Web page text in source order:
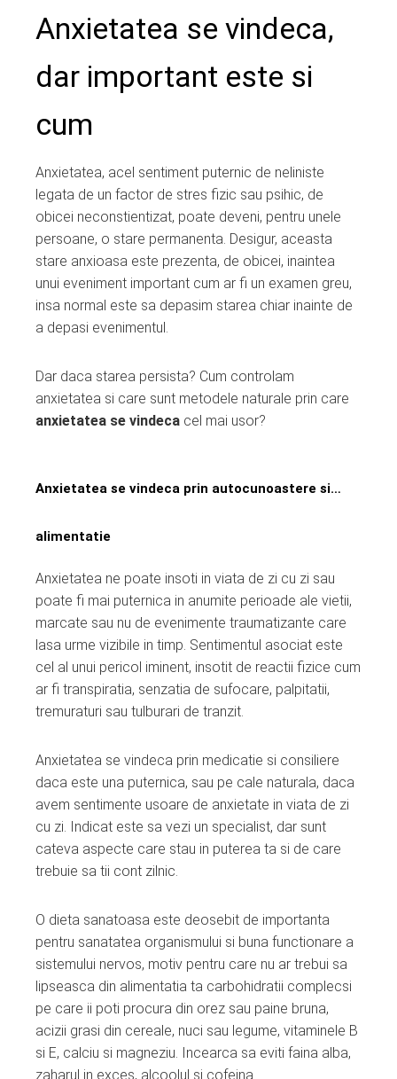
Anxietatea se vindeca,
dar important este si
cum
Anxietatea, acel sentiment puternic de neliniste
legata de un factor de stres fizic sau psihic, de
obicei neconstientizat, poate deveni, pentru unele
persoane, o stare permanenta. Desigur, aceasta
stare anxioasa este prezenta, de obicei, inaintea
unui eveniment important cum ar fi un examen greu,
insa normal este sa depasim starea chiar inainte de
a depasi evenimentul.
Dar daca starea persista? Cum controlam
anxietatea si care sunt metodele naturale prin care
anxietatea se vindeca cel mai usor?
Anxietatea se vindeca prin autocunoastere si…
alimentatie
Anxietatea ne poate insoti in viata de zi cu zi sau
poate fi mai puternica in anumite perioade ale vietii,
marcate sau nu de evenimente traumatizante care
lasa urme vizibile in timp. Sentimentul asociat este
cel al unui pericol iminent, insotit de reactii fizice cum
ar fi transpiratia, senzatia de sufocare, palpitatii,
tremuraturi sau tulburari de tranzit.
Anxietatea se vindeca prin medicatie si consiliere
daca este una puternica, sau pe cale naturala, daca
avem sentimente usoare de anxietate in viata de zi
cu zi. Indicat este sa vezi un specialist, dar sunt
cateva aspecte care stau in puterea ta si de care
trebuie sa tii cont zilnic.
O dieta sanatoasa este deosebit de importanta
pentru sanatatea organismului si buna functionare a
sistemului nervos, motiv pentru care nu ar trebui sa
lipseasca din alimentatia ta carbohidratii complecsi
pe care ii poti procura din orez sau paine bruna,
acizii grasi din cereale, nuci sau legume, vitaminele B
si E, calciu si magneziu. Incearca sa eviti faina alba,
zaharul in exces, alcoolul si cofeina.